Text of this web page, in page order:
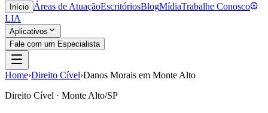
Início Áreas de AtuaçãoEscritóriosBlogMídiaTrabalhe Conosco
LIA
Aplicativos
Fale com um Especialista
Home›Direito Cível›Danos Morais em Monte Alto
Direito Cível · Monte Alto/SP